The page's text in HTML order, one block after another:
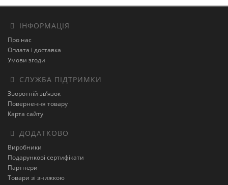
ІНФОРМАЦІЯ
Про нас
Оплата і доставка
Умови згоди
СЛУЖБА ПІДТРИМКИ
Зворотній зв’язок
Повернення товару
Карта сайту
ДОДАТКОВО
Виробники
Подарункові сертифікати
Партнери
Товари зі знижкою